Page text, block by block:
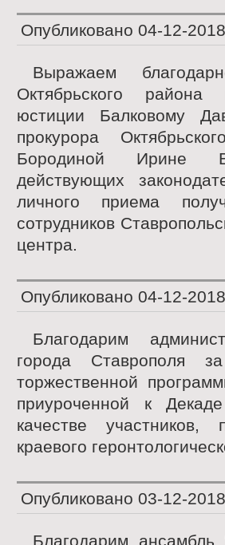
Опубликовано 04-12-2018
Выражаем
Октябрьского района
юстиции Балковому
прокурора
Бородиной Ирине
действующих
личного приема
сотрудников
центра.
Опубликовано 04-12-2018
Благодарим
города Ставрополя
торжественной
приуроченной к
качестве участников,
краевого
Опубликовано 03-12-2018
Благодарим ансамбль